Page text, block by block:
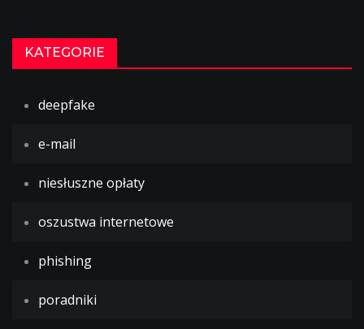
KATEGORIE
deepfake
e-mail
niesłuszne opłaty
oszustwa internetowe
phishing
poradniki